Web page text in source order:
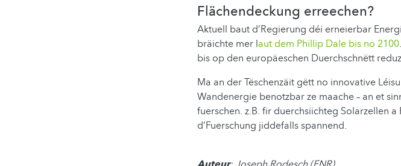
Flächendeckung erreechen?
Aktuell baut d’Regierung déi erneierbar
bräichte mer laut dem Phillip Dale bis no 2100
bis op den europäeschen Duerchschnëtt
Ma an der Tëschenzäit gëtt no innovative
Wandenergie benotzbar ze maache – an et
fuerschen. z.B. fir duerchsiichteg Solarzellen
d’Fuerschung jiddefalls spannend.